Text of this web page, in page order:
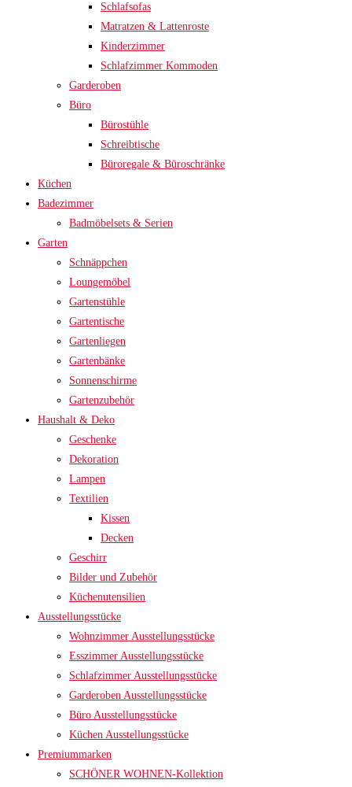
Schlafsofas
Matratzen & Lattenroste
Kinderzimmer
Schlafzimmer Kommoden
Garderoben
Büro
Bürostühle
Schreibtische
Büroregale & Büroschränke
Küchen
Badezimmer
Badmöbelsets & Serien
Garten
Schnäppchen
Loungemöbel
Gartenstühle
Gartentische
Gartenliegen
Gartenbänke
Sonnenschirme
Gartenzubehör
Haushalt & Deko
Geschenke
Dekoration
Lampen
Textilien
Kissen
Decken
Geschirr
Bilder und Zubehör
Küchenutensilien
Ausstellungsstücke
Wohnzimmer Ausstellungsstücke
Esszimmer Ausstellungsstücke
Schlafzimmer Ausstellungsstücke
Garderoben Ausstellungsstücke
Büro Ausstellungsstücke
Küchen Ausstellungsstücke
Premiummarken
SCHÖNER WOHNEN-Kollektion